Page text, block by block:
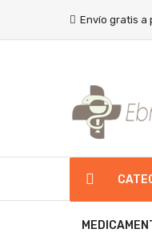
Envío gratis a